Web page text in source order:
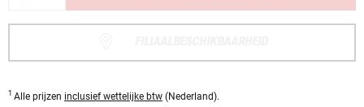
1 Alle prijzen inclusief wettelijke btw (Nederland).